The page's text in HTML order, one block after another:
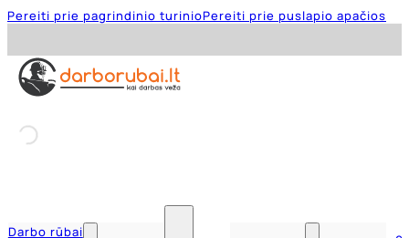
Pereiti prie pagrindinio turinioPereiti prie puslapio apačios
Darbo rūbai